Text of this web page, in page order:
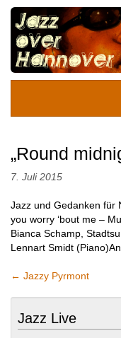
„Round
7. Juli 2015
Jazz und Gedanken für
you worry ‘bout me –
Bianca Schamp,
Lennart Smidt
← Jazzy Pyrmont
Jazz Live